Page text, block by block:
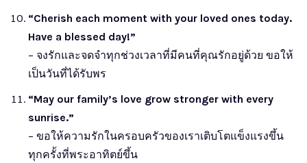
“Cherish each moment with your loved ones today.
Have a blessed day!”
– จงรักและจดจำทุกช่วงเวลาที่มีคนที่คุณรักอยู่ด้วย ขอให้
เป็นวันที่ได้รับพร
“May our family’s love grow stronger with every
sunrise.”
– ขอให้ความรักในครอบครัวของเราเติบโตแข็งแรงขึ้น
ทุกครั้งที่พระอาทิตย์ขึ้น